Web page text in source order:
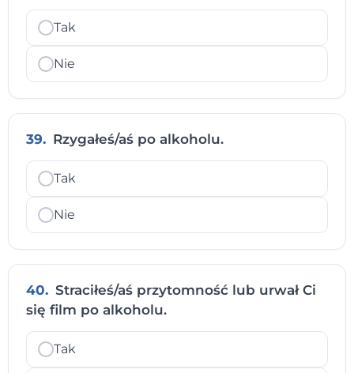
Tak
Nie
39. Rzygałeś/aś po alkoholu.
Tak
Nie
40. Straciłeś/aś przytomność lub urwał Ci
się film po alkoholu.
Tak